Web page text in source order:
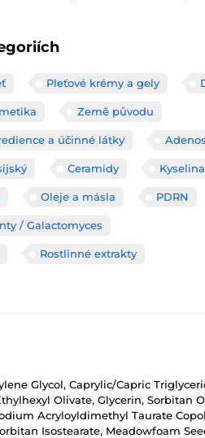
Pleťové krémy a gely
Země původu
a účinné látky
Ceramidy
Oleje a másla PDRN
/ Galactomyces
Rostlinné extrakty
Glycol, Caprylic/Capric
Olivate, Glycerin,
Acryloyldimethyl Taurate
Isostearate, Meadowfoam